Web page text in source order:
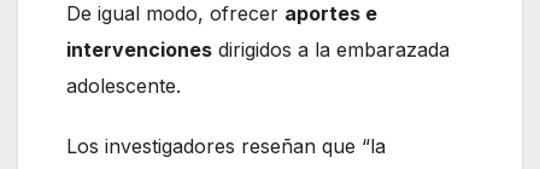
De igual modo, ofrecer aportes e
intervenciones dirigidos a la embarazada
adolescente.
Los investigadores reseñan que “la